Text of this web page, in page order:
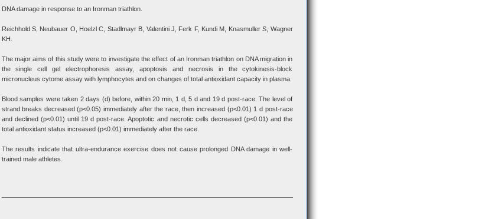
DNA damage in response to an Ironman triathlon.
Reichhold S, Neubauer O, Hoelzl C, Stadlmayr B, Valentini J, Ferk F, Kundi M, Knasmuller S, Wagner
KH.
The major aims of this study were to investigate the effect of an Ironman triathlon on DNA migration in
the single cell gel electrophoresis assay, apoptosis and necrosis in the cytokinesis-block
micronucleus cytome assay with lymphocytes and on changes of total antioxidant capacity in plasma.
Blood samples were taken 2 days (d) before, within 20 min, 1 d, 5 d and 19 d post-race. The level of
strand breaks decreased (p<0.05) immediately after the race, then increased (p<0.01) 1 d post-race
and declined (p<0.01) until 19 d post-race. Apoptotic and necrotic cells decreased (p<0.01) and the
total antioxidant status increased (p<0.01) immediately after the race.
The results indicate that ultra-endurance exercise does not cause prolonged DNA damage in well-
trained male athletes.